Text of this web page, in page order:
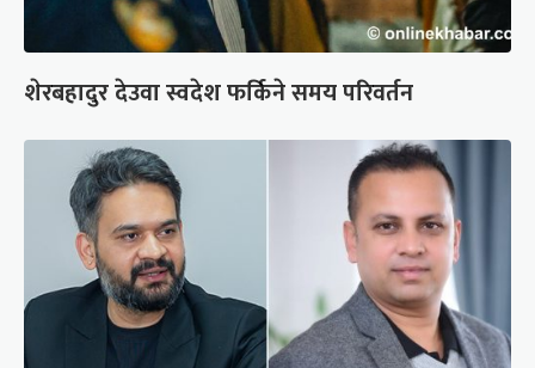
शेरबहादुर देउवा स्वदेश फर्किने समय परिवर्तन